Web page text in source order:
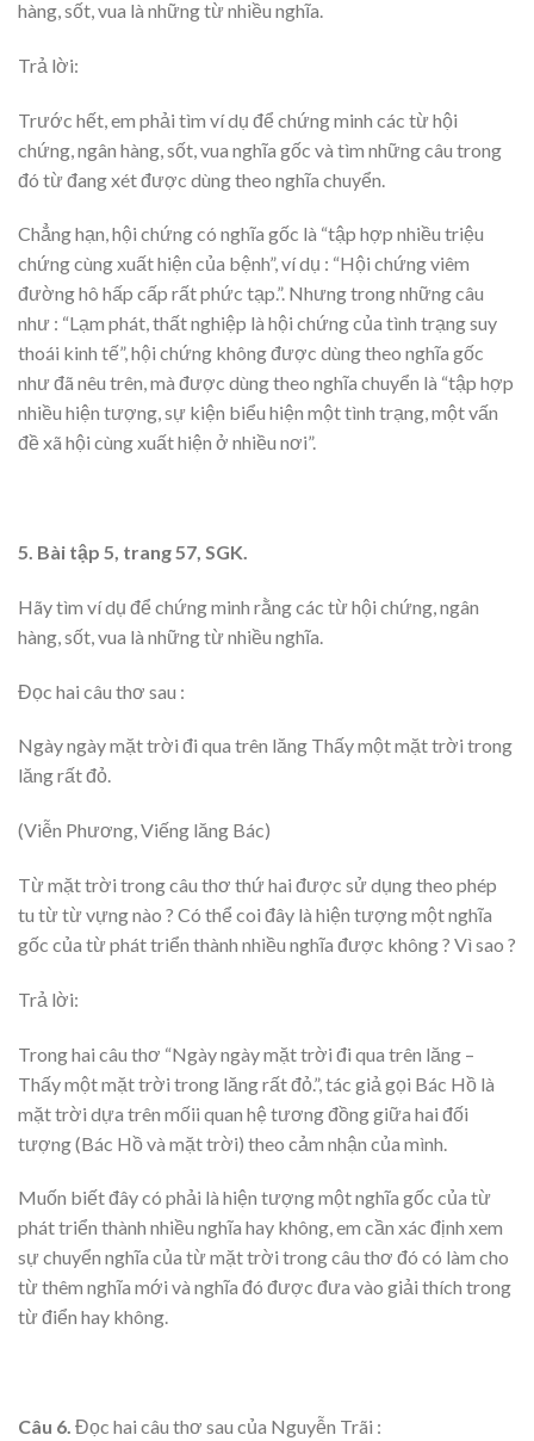
hàng, sốt, vua là những từ nhiều nghĩa.
Trả lời:
Trước hết, em phải tìm ví dụ để chứng minh các từ hội
chứng, ngân hàng, sốt, vua nghĩa gốc và tìm những câu trong
đó từ đang xét được dùng theo nghĩa chuyển.
Chẳng hạn, hội chứng có nghĩa gốc là “tập hợp nhiều triệu
chứng cùng xuất hiện của bệnh”, ví dụ : “Hội chứng viêm
đường hô hấp cấp rất phức tạp.”. Nhưng trong những câu
như : “Lạm phát, thất nghiệp là hội chứng của tình trạng suy
thoái kinh tế”, hội chứng không được dùng theo nghĩa gốc
như đã nêu trên, mà được dùng theo nghĩa chuyển là “tập hợp
nhiều hiện tượng, sự kiện biểu hiện một tình trạng, một vấn
đề xã hội cùng xuất hiện ở nhiều nơi”.
5. Bài tập 5, trang 57, SGK.
Hãy tìm ví dụ để chứng minh rằng các từ hội chứng, ngân
hàng, sốt, vua là những từ nhiều nghĩa.
Đọc hai câu thơ sau :
Ngày ngày mặt trời đi qua trên lăng Thấy một mặt trời trong
lăng rất đỏ.
(Viễn Phương, Viếng lăng Bác)
Từ mặt trời trong câu thơ thứ hai được sử dụng theo phép
tu từ từ vựng nào ? Có thể coi đây là hiện tượng một nghĩa
gốc của từ phát triển thành nhiều nghĩa được không ? Vì sao ?
Trả lời:
Trong hai câu thơ “Ngày ngày mặt trời đi qua trên lăng –
Thấy một mặt trời trong lăng rất đỏ.”, tác giả gọi Bác Hồ là
mặt trời dựa trên mốii quan hệ tương đồng giữa hai đối
tượng (Bác Hồ và mặt trời) theo cảm nhận của mình.
Muốn biết đây có phải là hiện tượng một nghĩa gốc của từ
phát triển thành nhiều nghĩa hay không, em cần xác định xem
sự chuyển nghĩa của từ mặt trời trong câu thơ đó có làm cho
từ thêm nghĩa mới và nghĩa đó được đưa vào giải thích trong
từ điển hay không.
Câu 6. Đọc hai câu thơ sau của Nguyễn Trãi :